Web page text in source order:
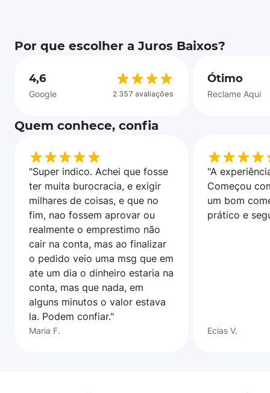
Por que escolher a Juros Baixos?
4,6
Google 2.357 avaliações
Ótimo
Reclame Aqui
Quem conhece, confia
"Super indico. Achei que fosse
ter muita burocracia, e exigir
milhares de coisas, e que no
fim, nao fossem aprovar ou
realmente o emprestimo não
cair na conta, mas ao finalizar
o pedido veio uma msg que em
ate um dia o dinheiro estaria na
conta, mas que nada, em
alguns minutos o valor estava
la. Podem confiar."
Maria F.
"A
Começou
um bom
prático e
Ecias V.